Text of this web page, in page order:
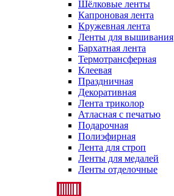
Шёлковые ленты
Капроновая лента
Кружевная лента
Ленты для вышивания
Бархатная лента
Термотрансферная
Клеевая
Праздничная
Декоративная
Лента триколор
Атласная с печатью
Подарочная
Полиэфирная
Лента для строп
Ленты для медалей
Ленты отделочные